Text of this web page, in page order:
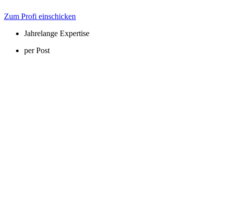
Zum Profi einschicken
Jahrelange Expertise
per Post